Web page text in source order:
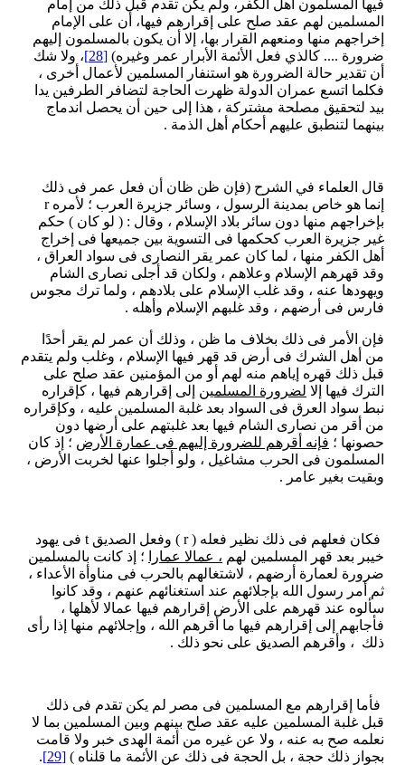
فيها المسلمون أهل الكفر، ولم يكن تقدم قبل ذلك من إمام
المسلمين لهم عقد صلح على إقرارهم فيها، أن على الإمام
إخراجهم منها ومنعهم القرار بها، إلا أن يكون بالمسلمون إليهم
ضرورة .... كالذي فعل الأئمة الأبرار عمر وغيره) [28]
، ولا شك
أن تقدير حالة الضرورة هو استنفار المسلمين لأعمال أخرى ،
فكلما اتسع عمران الدولة ظهرت الحاجة لتضافر الطرفين يدا
بيد لتحقيق مصلحة مشتركة ، هذا إلى حين أن يحصل اندماج
بينهما لتنطبق عليهم أحكام أهل الذمة .
قال العلماء في الشرح (فإن ظن ظان أن فعل عمر فى ذلك
بإخراجهم منها دون سائر بلاد الإسلام ، وقال : ( لو كان ) حكم
غير جزيرة العرب كحكمها فى التسوية بين جميعها فى إخراج
أهل الكفر منها ، لما كان عمر يقر النصارى فى سواد العراق ،
وقد قهرهم الإسلام وعلاهم ، ولكان قد أجلى نصارى الشام
ويهودها عنه ، وقد غلب الإسلام على بلادهم ، ولما ترك مجوس
فارس فى أرضهم ، وقد غلبهم الإسلام وأهله .
فإن الأمر فى ذلك بخلاف ما ظن ، وذلك أن عمر لم يقر أحدًا
من أهل الشرك فى أرض قد قهر فيها الإسلام ، وغلب ولم يتقدم
قبل ذلك قهره إياهم منه لهم أو من المؤمنين عقد صلح على
الترك فيها إلا لضرورة المسلمين إلى إقرارهم فيها ، كإقراره
نبط سواد العرق فى السواد بعد غلبة المسلمين عليه ، وكإقراره
من أقر من نصارى الشام فيها بعد غلبتهم على أرضها دون
حصونها ؛ فإنه أقرهم للضرورة إليهم فى عمارة الأرض ؛ إذ كان
المسلمون فى الحرب مشاغيل ، ولو أجلوا عنها لخربت الأرض ،
وبقيت بغير عامر .
فكان فعلهم فى ذلك نظير فعله ( r ) وفعل الصديق t فى يهود
خيبر بعد قهر المسلمين لهم ، عمالا عمارا
؛ إذ كانت بالمسلمين
ضرورة لعمارة أرضهم ، لاشتغالهم بالحرب فى مناوأة الأعداء ،
ثم أمر رسول الله بإجلائهم عند استغنائهم عنهم ، وقد كانوا
سألوه عند قهرهم على الأرض إقرارهم فيها عمالا لأهلها ،
فأجابهم إلى إقرارهم فيها ما أقرهم الله ، وإجلائهم منها إذا رأى
ذلك ، وأقرهم الصديق على نحو ذلك .
فأما إقرارهم مع المسلمين فى مصر لم يكن تقدم فى ذلك
قبل غلبة المسلمين عليه عقد صلح بينهم وبين المسلمين بما لا
نعلمه صح به عنه ، ولا عن غيره من أئمة الهدى خبر ولا قامت
بجواز ذلك حجة ، بل الحجة فى ذلك عن الأئمة ما قلناه ) [29]
.